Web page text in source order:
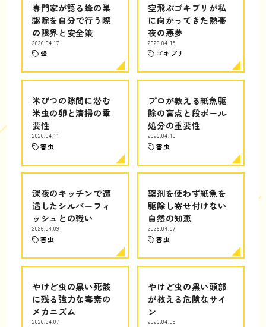
専門家が語る蜂の巣
駆除を自分で行う際
の限界と安全策
2026.04.17
蜂
空飛ぶゴキブリが私
に向かってきた熱帯
夜の悪夢
2026.04.15
ゴキブリ
米びつの隙間に潜む
米虫の卵と清掃の重
要性
2026.04.11
害虫
プロが教える紙魚駆
除の盲点と段ボール
処分の重要性
2026.04.10
害虫
深夜のキッチンで遭
遇したシルバーフィ
ッシュとの戦い
2026.04.09
害虫
薬剤を使わず紙魚を
駆除し寄せ付けない
自然の知恵
2026.04.07
害虫
やけど虫の黒い死骸
に残る強力な毒素の
メカニズム
2026.04.07
やけど虫の黒い頭部
が教える危険なサイ
ン
2026.04.05